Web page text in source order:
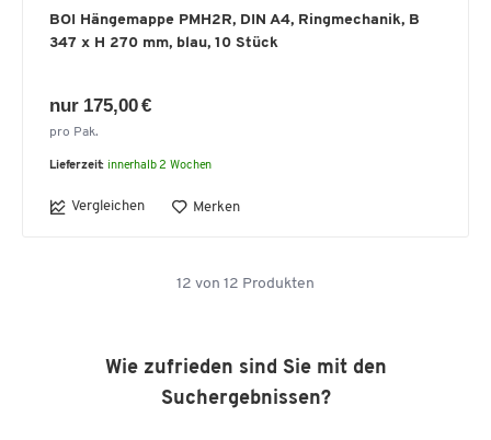
BOI Hängemappe PMH2R, DIN A4, Ringmechanik, B
347 x H 270 mm, blau, 10 Stück
nur 175,00 €
pro Pak.
Lieferzeit: innerhalb 2 Wochen
Vergleichen Merken
12 von 12 Produkten
Wie zufrieden sind Sie mit den
Suchergebnissen?